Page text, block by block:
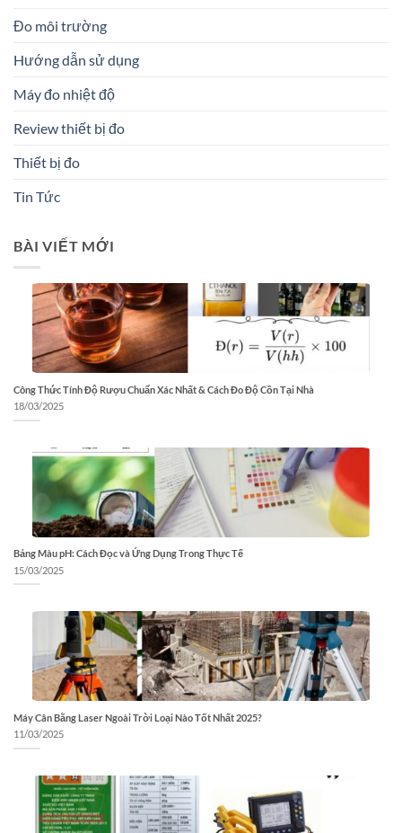
Đo môi trường
Hướng dẫn sử dụng
Máy đo nhiệt độ
Review thiết bị đo
Thiết bị đo
Tin Tức
BÀI VIẾT MỚI
Công Thức Tính Độ Rượu Chuẩn Xác Nhất & Cách Đo Độ Cồn Tại Nhà
18/03/2025
Bảng Màu pH: Cách Đọc và Ứng Dụng Trong Thực Tế
15/03/2025
Máy Cân Bằng Laser Ngoài Trời Loại Nào Tốt Nhất 2025?
11/03/2025